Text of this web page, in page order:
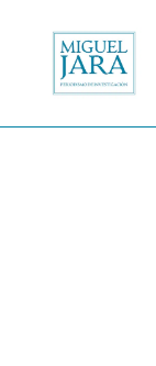
contenido